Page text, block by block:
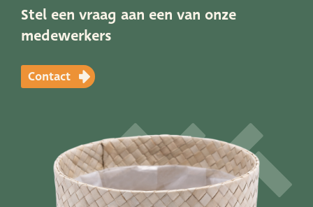
Terima Kasih
XXL-Products
TC Concept
Contact
Stel een vraag aan een van onze
medewerkers
Contact